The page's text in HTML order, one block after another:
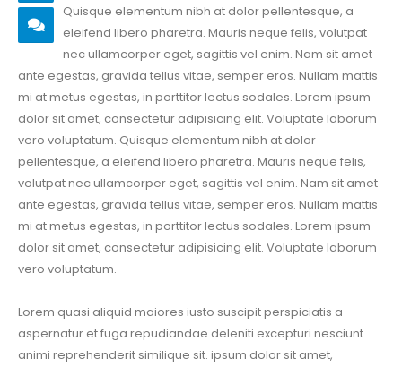
Quisque elementum nibh at dolor pellentesque, a
eleifend libero pharetra. Mauris neque felis, volutpat
nec ullamcorper eget, sagittis vel enim. Nam sit amet
ante egestas, gravida tellus vitae, semper eros. Nullam mattis
mi at metus egestas, in porttitor lectus sodales. Lorem ipsum
dolor sit amet, consectetur adipisicing elit. Voluptate laborum
vero voluptatum. Quisque elementum nibh at dolor
pellentesque, a eleifend libero pharetra. Mauris neque felis,
volutpat nec ullamcorper eget, sagittis vel enim. Nam sit amet
ante egestas, gravida tellus vitae, semper eros. Nullam mattis
mi at metus egestas, in porttitor lectus sodales. Lorem ipsum
dolor sit amet, consectetur adipisicing elit. Voluptate laborum
vero voluptatum.
Lorem quasi aliquid maiores iusto suscipit perspiciatis a
aspernatur et fuga repudiandae deleniti excepturi nesciunt
animi reprehenderit similique sit. ipsum dolor sit amet,